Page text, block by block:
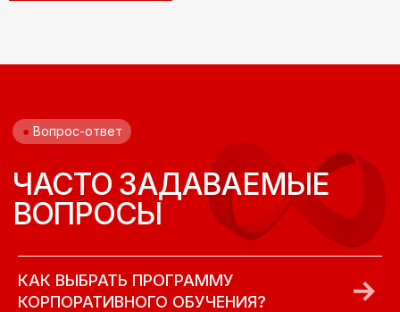
КАК ВЫБРАТЬ ПРОГРАММУ
КОРПОРАТИВНОГО ОБУЧЕНИЯ?